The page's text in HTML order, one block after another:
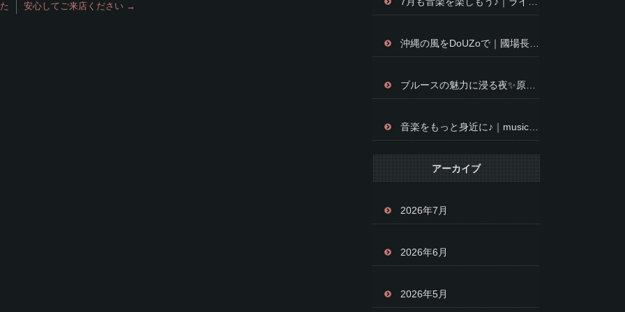
安心してご来店ください →
アーカイブ
2026年7月
2026年6月
2026年5月